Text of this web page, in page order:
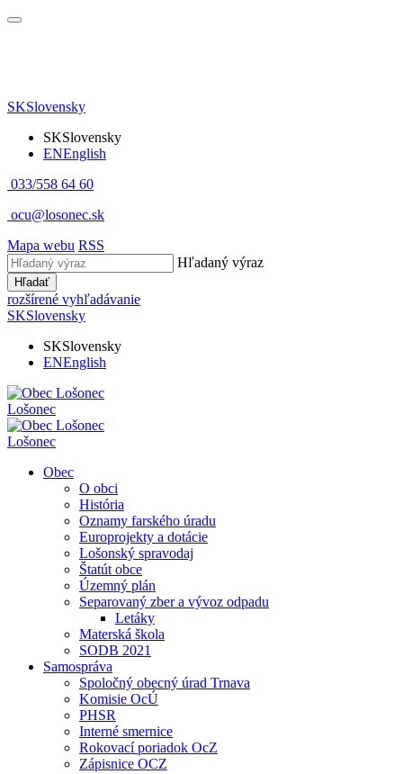
SKSlovensky
SKSlovensky
ENEnglish
033/558 64 60
ocu@losonec.sk
Mapa webu RSS
Hľadaný výraz
Hľadať
rozšírené vyhľadávanie
SKSlovensky
SKSlovensky
ENEnglish
Lošonec
Lošonec
Obec
O obci
História
Oznamy farského úradu
Europrojekty a dotácie
Lošonský spravodaj
Štatút obce
Územný plán
Separovaný zber a vývoz odpadu
Letáky
Materská škola
SODB 2021
Samospráva
Spoločný obecný úrad Trnava
Komisie OcÚ
PHSR
Interné smernice
Rokovací poriadok OcZ
Zápisnice OCZ